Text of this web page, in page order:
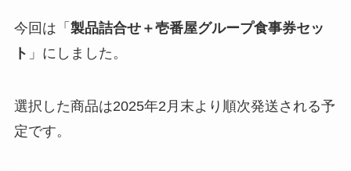
今回は「 製品詰合せ＋壱番屋グループ食事券セッ
ト 」にしました。
選択した商品は2025年2月末より順次発送される予
定です。